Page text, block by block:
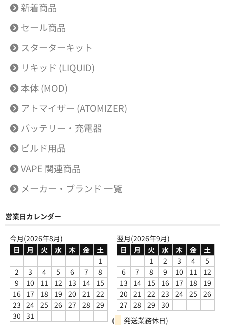
新着商品
セール商品
スターターキット
リキッド (LIQUID)
本体 (MOD)
アトマイザー (ATOMIZER)
バッテリー・充電器
ビルド用品
VAPE 関連商品
メーカー・ブランド 一覧
営業日カレンダー
今月(2026年8月)
日
月 火 水 木 金
土
1
2
3 4 5 6 7
8
9
10 11 12 13 14
15
16
17 18 19 20 21
22
23
24 25 26 27 28
29
30
31
翌月(2026年9月)
日
月 火 水 木 金
土
1
2 3 4
5
6
7 8 9 10 11
12
13
14 15 16 17 18
19
20
21 22 23 24 25
26
27
28 29
30
(
発送業務休日)